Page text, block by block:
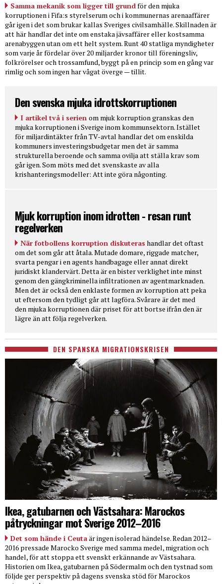
Samma mekanik som ligger till grundför den mjuka
korruptionen i Fifa:s styrelserum och i kommunernas arenaaffärer
går igen i det som brukar kallas Sveriges civilsamhälle. Skillnaden är
att här handlar det inte om enstaka jävsaffärer eller kostsamma
arenabyggen utan om ett helt system. Runt 40 statliga myndigheter
som varje år fördelar över 20 miljarder kronor till föreningsliv,
folkrörelser och trossamfund, byggt på en princip som en gång var
rimlig och som ingen har vågat överge — tillit.
Den svenska mjuka idrottskorruptionen
I artikel två i serien om mjuk korruption granskas den
mjuka korruptionen i Sverige inom kommunsektorn. Istället
för miljardintäkter från TV-avtal handlar det om enskilda
kommuners investeringsbudgetar men det är samma
strukturella beroende och samma ovilja att ställa krav som
går igen. Som möts med det svenskaste av alla
krishanteringsmodeller: Att inte göra någonting.
Mjuk korruption inom idrotten - resan runt
regelverken
När fotbollens korruption diskuteras handlar det oftast
om det som går att åtala. Mutade domare, riggade matcher,
svarta pengar i en agents handbagage eller annat direkt
juridiskt klandervärt. Detta är en bister verklighet inte minst
genom den gängkriminella infiltrationen av agentmarknaden.
Men det är också den enklaste formen av korruption att peka
ut eftersom den tydligt går att lagföra. Svårare är det med
den mjuka korruptionen där priset för att bortse ifrån den är
lägre än att följa regelverken.
DEN SPANSKA MIGRATIONSKRISEN
Ikea, gatubarnen och Västsahara: Marockos
påtryckningar mot Sverige 2012–2016
Det som hände i Ceutaär ingen isolerad händelse. Redan 2012–
2016 pressade Marocko Sverige med samma medel, migration och
handel, för att stoppa ett svenskt erkännande av Västsahara.
Historien om Ikea, gatubarnen på Södermalm och den tystnad som
följde ger perspektiv på dagens svenska stöd för Marockos